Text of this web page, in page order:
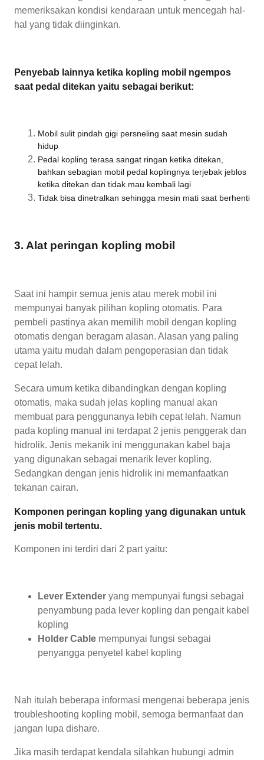
memeriksakan kondisi kendaraan untuk mencegah hal-
hal yang tidak diinginkan.
Penyebab lainnya ketika kopling mobil ngempos
saat pedal ditekan yaitu sebagai berikut:
Mobil sulit pindah gigi persneling saat mesin sudah
hidup
Pedal kopling terasa sangat ringan ketika ditekan,
bahkan sebagian mobil pedal koplingnya terjebak jeblos
ketika ditekan dan tidak mau kembali lagi
Tidak bisa dinetralkan sehingga mesin mati saat berhenti
3. Alat peringan kopling mobil
Saat ini hampir semua jenis atau merek mobil ini
mempunyai banyak pilihan kopling otomatis. Para
pembeli pastinya akan memilih mobil dengan kopling
otomatis dengan beragam alasan. Alasan yang paling
utama yaitu mudah dalam pengoperasian dan tidak
cepat lelah.
Secara umum ketika dibandingkan dengan kopling
otomatis, maka sudah jelas kopling manual akan
membuat para penggunanya lebih cepat lelah. Namun
pada kopling manual ini terdapat 2 jenis penggerak dan
hidrolik. Jenis mekanik ini menggunakan kabel baja
yang digunakan sebagai menarik lever kopling.
Sedangkan dengan jenis hidrolik ini memanfaatkan
tekanan cairan.
Komponen peringan kopling yang digunakan untuk
jenis mobil tertentu.
Komponen ini terdiri dari 2 part yaitu:
Lever Extender yang mempunyai fungsi sebagai
penyambung pada lever kopling dan pengait kabel
kopling
Holder Cable mempunyai fungsi sebagai
penyangga penyetel kabel kopling
Nah itulah beberapa informasi mengenai beberapa jenis
troubleshooting kopling mobil, semoga bermanfaat dan
jangan lupa dishare.
Jika masih terdapat kendala silahkan hubungi admin